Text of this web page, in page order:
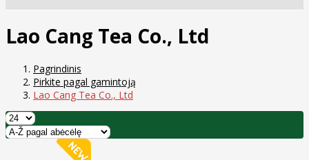
Lao Cang Tea Co., Ltd
Pagrindinis
Pirkite pagal gamintoją
Lao Cang Tea Co., Ltd